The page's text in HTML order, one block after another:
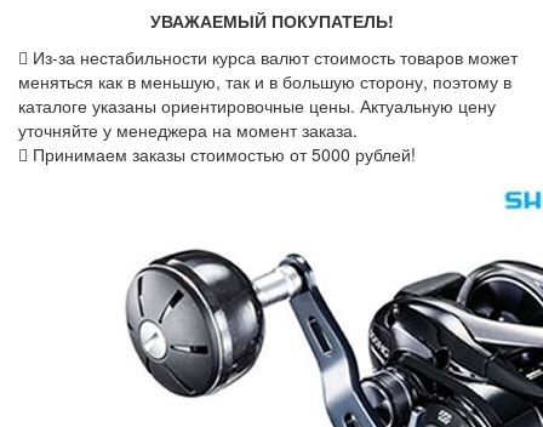
УВАЖАЕМЫЙ ПОКУПАТЕЛЬ!
Из-за нестабильности курса валют стоимость товаров может
меняться как в меньшую, так и в большую сторону, поэтому в
каталоге указаны ориентировочные цены. Актуальную цену
уточняйте у менеджера на момент заказа.
Принимаем заказы стоимостью от 5000 рублей!